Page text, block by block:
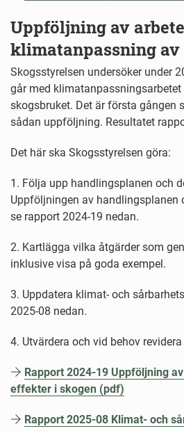
Uppföljning av
klimatanpassning av
Skogsstyrelsen undersöker under
går med klimatanpassningsarbetet
skogsbruket. Det är första gången
sådan uppföljning. Resultatet
Det här ska Skogsstyrelsen göra:
1. Följa upp handlingsplanen och
Uppföljningen av handlingsplanen
se rapport 2024-19 nedan.
2. Kartlägga vilka åtgärder som
inklusive visa på goda exempel.
3. Uppdatera klimat- och
2025-08 nedan.
4. Utvärdera och vid behov
Rapport 2024-19 Uppföljning
effekter i skogen (pdf)
Rapport 2025-08 Klimat- och